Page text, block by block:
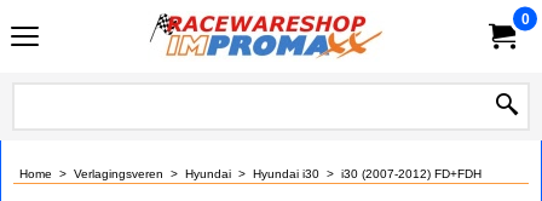
0
Home > Verlagingsveren > Hyundai > Hyundai i30 > i30 (2007-2012) FD+FDH